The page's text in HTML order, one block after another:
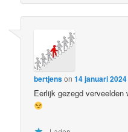
bertjenson14 januari
Eerlijk gezegd verveelden